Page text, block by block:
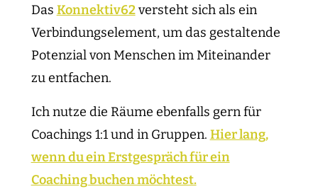
Das Konnektiv62versteht sich als ein
Verbindungselement, um das gestaltende
Potenzial von Menschen im Miteinander
zu entfachen.
Ich nutze die Räume ebenfalls gern für
Coachings 1:1 und in Gruppen. Hier lang,
wenn du ein Erstgespräch für ein
Coaching buchen möchtest.